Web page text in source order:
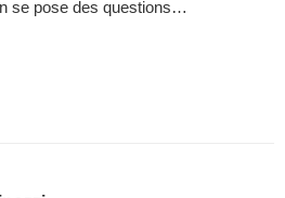
se pose des questions…